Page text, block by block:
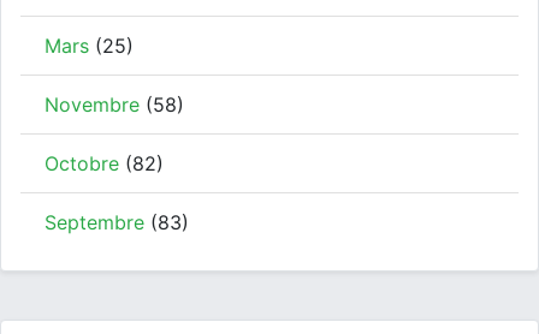
Mars (25)
Novembre (58)
Octobre (82)
Septembre (83)